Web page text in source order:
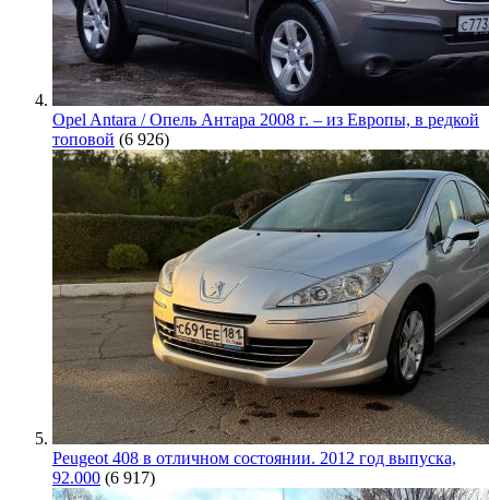
Opel Antara / Опель Антара 2008 г. – из Европы, в редкой
топовой (6 926)
Peugeot 408 в отличном состоянии. 2012 год выпуска,
92.000 (6 917)